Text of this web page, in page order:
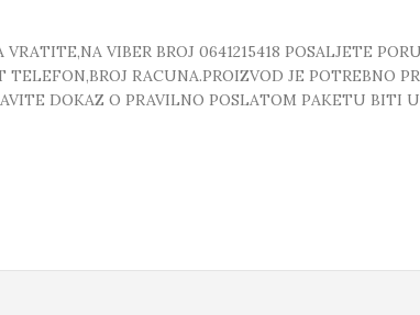
VIBER BROJ 0641215418 POSALJETE
RACUNA.PROIZVOD JE POTREBNO
DOKAZ O PRAVILNO POSLATOM PAKETU BITI